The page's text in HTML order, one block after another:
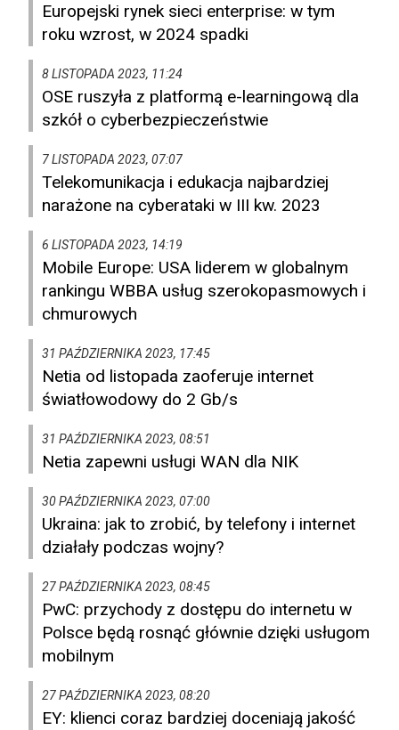
Europejski rynek sieci enterprise: w tym
roku wzrost, w 2024 spadki
8 LISTOPADA 2023, 11:24
OSE ruszyła z platformą e-learningową dla
szkół o cyberbezpieczeństwie
7 LISTOPADA 2023, 07:07
Telekomunikacja i edukacja najbardziej
narażone na cyberataki w III kw. 2023
6 LISTOPADA 2023, 14:19
Mobile Europe: USA liderem w globalnym
rankingu WBBA usług szerokopasmowych i
chmurowych
31 PAŹDZIERNIKA 2023, 17:45
Netia od listopada zaoferuje internet
światłowodowy do 2 Gb/s
31 PAŹDZIERNIKA 2023, 08:51
Netia zapewni usługi WAN dla NIK
30 PAŹDZIERNIKA 2023, 07:00
Ukraina: jak to zrobić, by telefony i internet
działały podczas wojny?
27 PAŹDZIERNIKA 2023, 08:45
PwC: przychody z dostępu do internetu w
Polsce będą rosnąć głównie dzięki usługom
mobilnym
27 PAŹDZIERNIKA 2023, 08:20
EY: klienci coraz bardziej doceniają jakość